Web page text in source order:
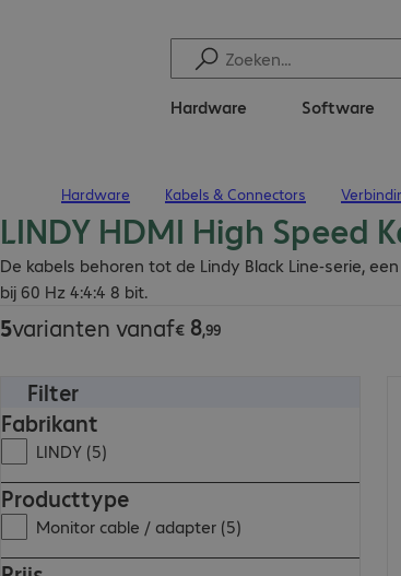
Hardware Software
Hardware Kabels & Connectors
LINDY HDMI High Speed
De kabels behoren tot de Lindy Black Line-serie,
bij 60 Hz 4:4:4 8 bit.
5varianten vanaf€ 8,99
€ 8,99
Filter
Fabrikant
LINDY (5)
Producttype
Monitor cable / adapter (5)